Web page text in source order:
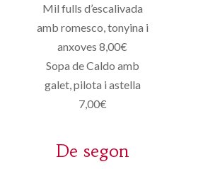
Mil fulls d’escalivada
amb romesco, tonyina i
anxoves 8,00€
Sopa de Caldo amb
galet, pilota i astella
7,00€
De segon